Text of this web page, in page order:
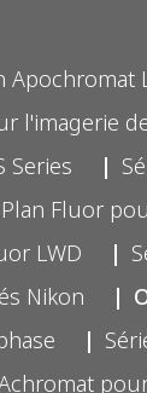
Apochromat
l'imagerie
Series
Plan Fluor
LWD
Nikon